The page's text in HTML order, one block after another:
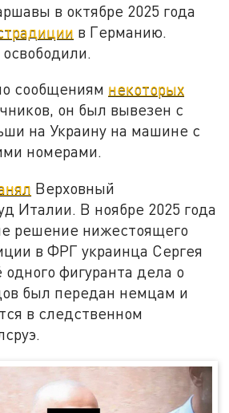
в октябре 2025 года
в Германию.
сообщениям некоторых
он был вывезен с
на Украину на машине с
номерами.
Верховный
Италии. В ноябре 2025 года
решение нижестоящего
в ФРГ украинца Сергея
фигуранта дела о
был передан немцам и
в следственном